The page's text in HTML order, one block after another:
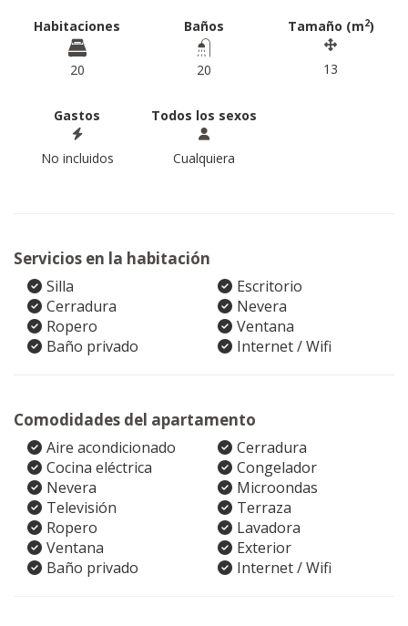
Habitaciones
20
Baños
20
Tamaño (m2)
13
Gastos
No incluidos
Todos los sexos
Cualquiera
Servicios en la habitación
Silla
Escritorio
Cerradura
Nevera
Ropero
Ventana
Baño privado
Internet / Wifi
Comodidades del apartamento
Aire acondicionado
Cerradura
Cocina eléctrica
Congelador
Nevera
Microondas
Televisión
Terraza
Ropero
Lavadora
Ventana
Exterior
Baño privado
Internet / Wifi